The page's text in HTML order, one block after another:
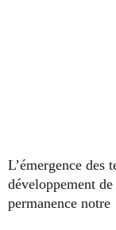
L’émergence des
développement
permanence